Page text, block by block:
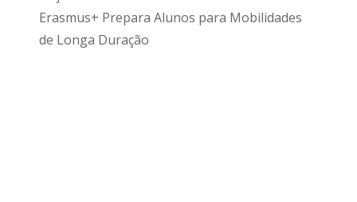
Erasmus+ Prepara Alunos para Mobilidades
de Longa Duração